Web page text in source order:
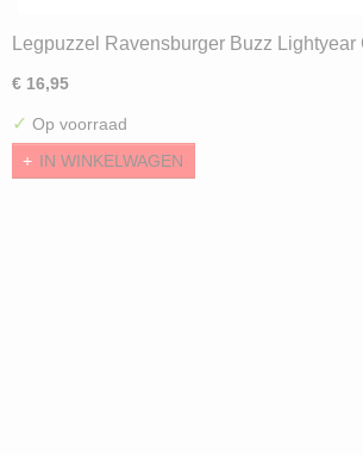
Legpuzzel Ravensburger Buzz
€ 16,95
✓ Op voorraad
IN WINKELWAGEN